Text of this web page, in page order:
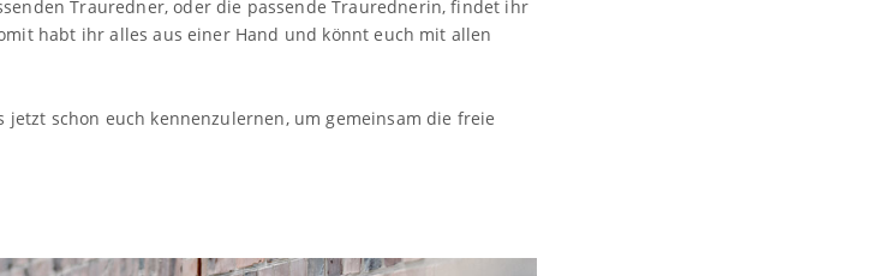
Trauredner, oder die passende Traurednerin, findet ihr
habt ihr alles aus einer Hand und könnt euch mit allen
schon euch kennenzulernen, um gemeinsam die freie